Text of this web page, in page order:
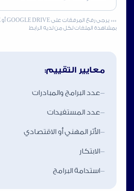
بمشاهدة الملفات لكل من لديه الرابط
معايير التقييم:
-عدد البرامج والمبادرات
-عدد المستفيدات
-الأثر المهني أو الاقتصادي
-الابتكار
-استدامة البرامج